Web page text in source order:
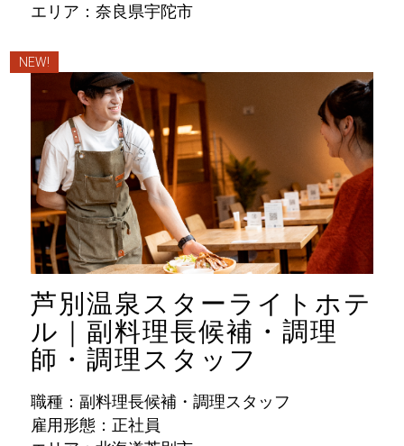
エリア：奈良県宇陀市
NEW!
芦別温泉スターライトホテ
ル｜副料理長候補・調理
師・調理スタッフ
職種：副料理長候補・調理スタッフ
雇用形態：正社員